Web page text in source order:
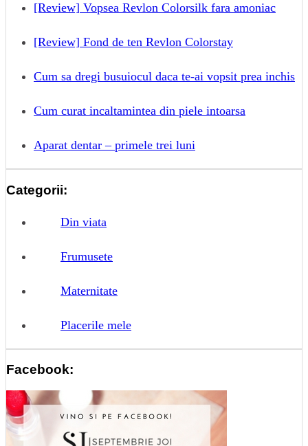
[Review] Vopsea Revlon Colorsilk fara amoniac
[Review] Fond de ten Revlon Colorstay
Cum sa dregi busuiocul daca te-ai vopsit prea inchis
Cum curat incaltamintea din piele intoarsa
Aparat dentar – primele trei luni
Categorii:
Din viata
Frumusete
Maternitate
Placerile mele
Facebook: